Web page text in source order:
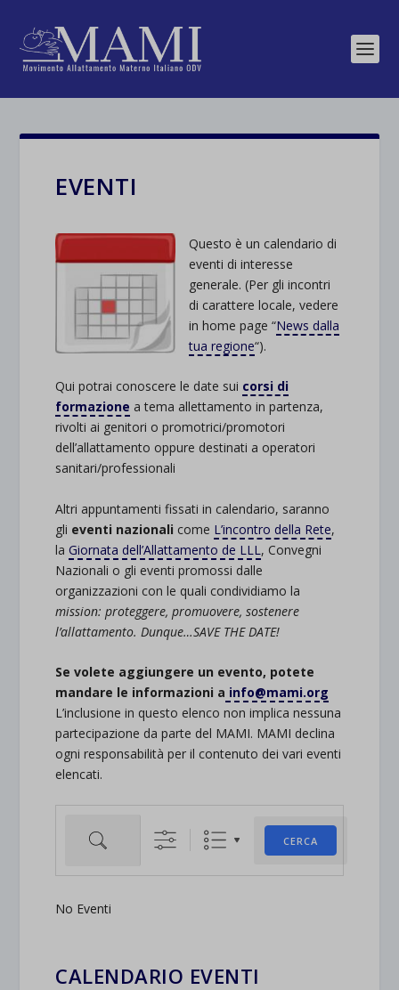
EVENTI
Questo è un calendario di
eventi di interesse
generale. (Per gli incontri
di carattere locale, vedere
in home page “News dalla
tua regione“).
Qui potrai conoscere le date sui corsi di
formazione a tema allettamento in partenza,
rivolti ai genitori o promotrici/promotori
dell’allattamento oppure destinati a operatori
sanitari/professionali
Altri appuntamenti fissati in calendario, saranno
gli eventi nazionali come L’incontro della Rete,
laGiornata dell’Allattamento de LLL , Convegni
Nazionali o gli eventi promossi dalle
organizzazioni con le quali condividiamo la
mission: proteggere, promuovere, sostenere
l’allattamento. Dunque…SAVE THE DATE!
Se volete aggiungere un evento, potete
mandare le informazioni a info@mami.org
L’inclusione in questo elenco non implica nessuna
partecipazione da parte del MAMI. MAMI declina
ogni responsabilità per il contenuto dei vari eventi
elencati.
Cerca
CERCA
No Eventi
CALENDARIO EVENTI